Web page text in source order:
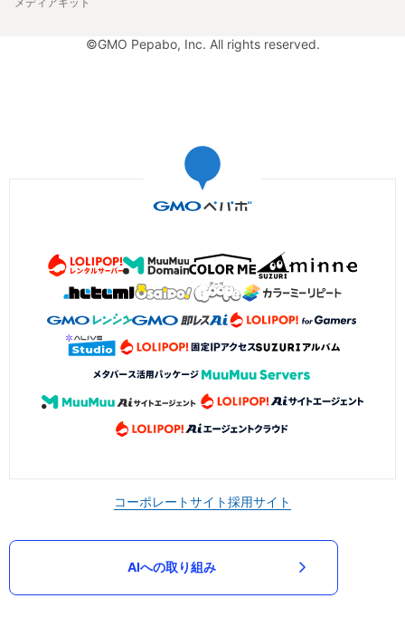
メディアキット
©GMO Pepabo, Inc. All rights reserved.
コーポレートサイト採用サイト
AIへの取り組み